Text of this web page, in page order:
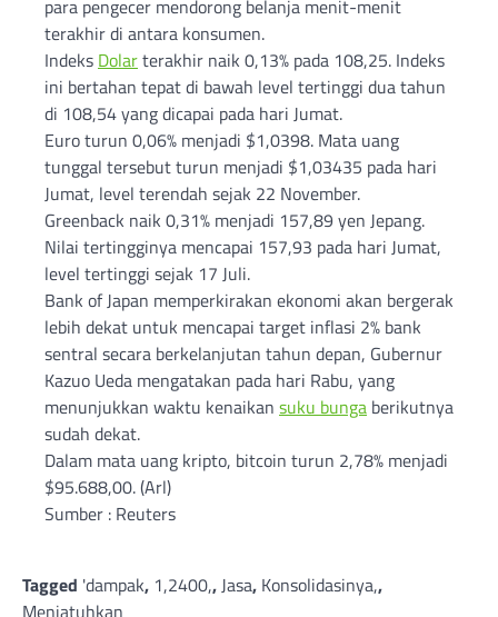
para pengecer mendorong belanja menit-menit
terakhir di antara konsumen.
Indeks Dolarterakhir naik 0,13% pada 108,25. Indeks
ini bertahan tepat di bawah level tertinggi dua tahun
di 108,54 yang dicapai pada hari Jumat.
Euro turun 0,06% menjadi $1,0398. Mata uang
tunggal tersebut turun menjadi $1,03435 pada hari
Jumat, level terendah sejak 22 November.
Greenback naik 0,31% menjadi 157,89 yen Jepang.
Nilai tertingginya mencapai 157,93 pada hari Jumat,
level tertinggi sejak 17 Juli.
Bank of Japan memperkirakan ekonomi akan bergerak
lebih dekat untuk mencapai target inflasi 2% bank
sentral secara berkelanjutan tahun depan, Gubernur
Kazuo Ueda mengatakan pada hari Rabu, yang
menunjukkan waktu kenaikan suku bunga berikutnya
sudah dekat.
Dalam mata uang kripto, bitcoin turun 2,78% menjadi
$95.688,00. (Arl)
Sumber : Reuters
Tagged 'dampak, 1,2400,,Jasa, Konsolidasinya,,